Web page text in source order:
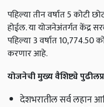
पहिल्या तीन वर्षात 5 कोटी
होईल. या योजनेअंतर्गत केंद्र
पहिल्या 3 वर्षात 10,774.50
करणार आहे.
योजनेची मुख्य वैशिष्ट्ये
देशभरातील सर्व लहान